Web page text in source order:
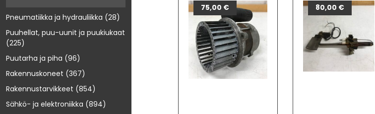
Pneumatiikka ja hydrauliikka (28)
Puuhellat, puu-uunit ja puukiukaat
(225)
Puutarha ja piha (96)
Rakennuskoneet (367)
Rakennustarvikkeet (854)
Sähkö- ja elektroniikka (894)
75,00 € 80,00 €